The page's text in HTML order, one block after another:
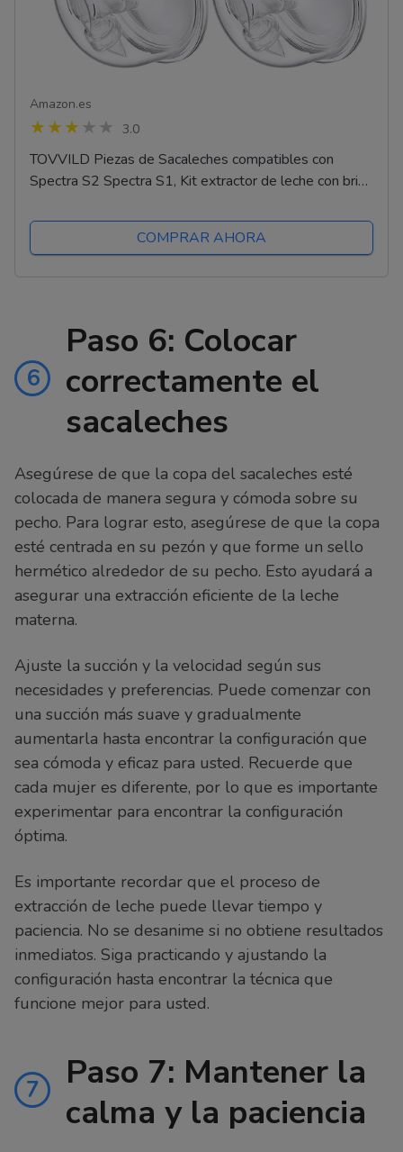
Amazon.es
3.0
TOVVILD Piezas de Sacaleches compatibles con
Spectra S2 Spectra S1, Kit extractor de leche con brida
COMPRAR AHORA
6
Paso 6: Colocar
correctamente el
sacaleches
Asegúrese de que la copa del sacaleches esté
colocada de manera segura y cómoda sobre su
pecho. Para lograr esto, asegúrese de que la copa
esté centrada en su pezón y que forme un sello
hermético alrededor de su pecho. Esto ayudará a
asegurar una extracción eficiente de la leche
materna.
Ajuste la succión y la velocidad según sus
necesidades y preferencias. Puede comenzar con
una succión más suave y gradualmente
aumentarla hasta encontrar la configuración que
sea cómoda y eficaz para usted. Recuerde que
cada mujer es diferente, por lo que es importante
experimentar para encontrar la configuración
óptima.
Es importante recordar que el proceso de
extracción de leche puede llevar tiempo y
paciencia. No se desanime si no obtiene resultados
inmediatos. Siga practicando y ajustando la
configuración hasta encontrar la técnica que
funcione mejor para usted.
7
Paso 7: Mantener la
calma y la paciencia